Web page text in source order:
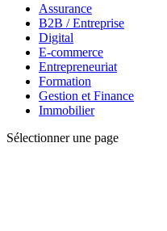
Assurance
B2B / Entreprise
Digital
E-commerce
Entrepreneuriat
Formation
Gestion et Finance
Immobilier
Sélectionner une page